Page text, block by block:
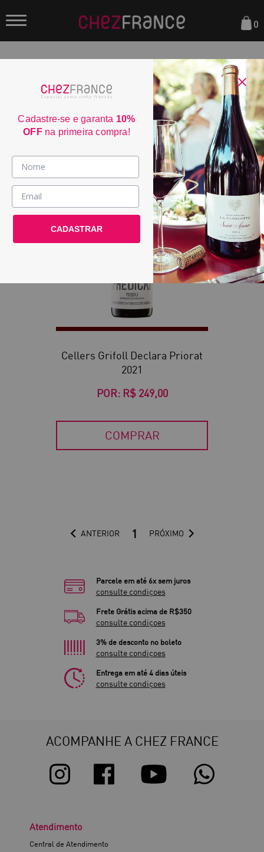
Vinhos >
País / Região >
Le Club >
0
ORDENAR POR:
Cellers Grifoll Declara Priorat
2021
POR: R$ 249,00
COMPRAR
ANTERIOR 1 PRÓXIMO
Parcele em até 6x sem juros
consulte condiçoes
Frete Grátis acima de R$350
consulte condiçoes
3% de desconto no boleto
consulte condiçoes
Entrega em até 4 dias úteis
consulte condiçoes
ACOMPANHE A CHEZ FRANCE
Atendimento
Central de Atendimento
Cadastre-se e garanta 10%
OFFna primeira compra!
CADASTRAR